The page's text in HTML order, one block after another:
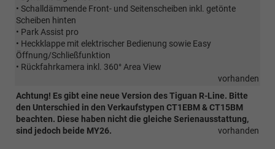
• Schalldämmende Front- und Seitenscheiben inkl. getönte
Scheiben hinten
• Park Assist pro
• Heckklappe mit elektrischer Bedienung sowie Easy
Öffnung/Schließfunktion
• Rückfahrkamera inkl. 360° Area View
vorhanden
Achtung! Es gibt eine neue Version des Tiguan R-Line. Bitte
den Unterschied in den Verkaufstypen CT1EBM & CT15BM
beachten. Diese haben nicht die gleiche Serienausstattung,
sind jedoch beide MY26.
vorhanden